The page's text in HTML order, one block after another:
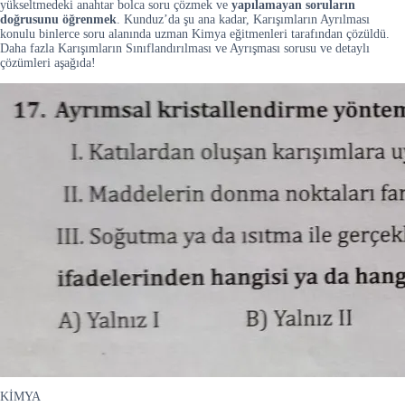
yükseltmedeki anahtar bolca soru çözmek ve yapılamayan soruların
doğrusunu öğrenmek. Kunduz’da şu ana kadar, Karışımların Ayrılması
konulu binlerce soru alanında uzman Kimya eğitmenleri tarafından çözüldü.
Daha fazla Karışımların Sınıflandırılması ve Ayrışması sorusu ve detaylı
çözümleri aşağıda!
KİMYA